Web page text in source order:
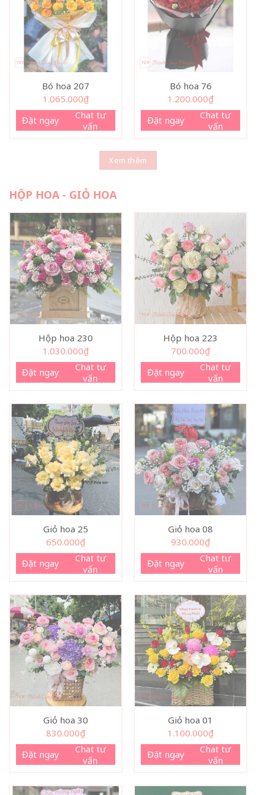
Bó hoa 207
1.065.000₫
Đặt ngay
Chat tư
vấn
Bó hoa 76
1.200.000₫
Đặt ngay
Chat tư
vấn
Xem thêm
HỘP HOA - GIỎ HOA
Hộp hoa 230
1.030.000₫
Đặt ngay
Chat tư
vấn
Hộp hoa 223
700.000₫
Đặt ngay
Chat tư
vấn
Giỏ hoa 25
650.000₫
Đặt ngay
Chat tư
vấn
Giỏ hoa 08
930.000₫
Đặt ngay
Chat tư
vấn
Giỏ hoa 30
830.000₫
Đặt ngay
Chat tư
vấn
Giỏ hoa 01
1.100.000₫
Đặt ngay
Chat tư
vấn